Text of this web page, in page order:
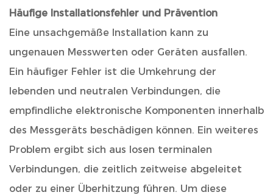
Häufige Installationsfehler und Prävention
Eine unsachgemäße Installation kann zu
ungenauen Messwerten oder Geräten ausfallen.
Ein häufiger Fehler ist die Umkehrung der
lebenden und neutralen Verbindungen, die
empfindliche elektronische Komponenten innerhalb
des Messgeräts beschädigen können. Ein weiteres
Problem ergibt sich aus losen terminalen
Verbindungen, die zeitlich zeitweise abgeleitet
oder zu einer Überhitzung führen. Um diese